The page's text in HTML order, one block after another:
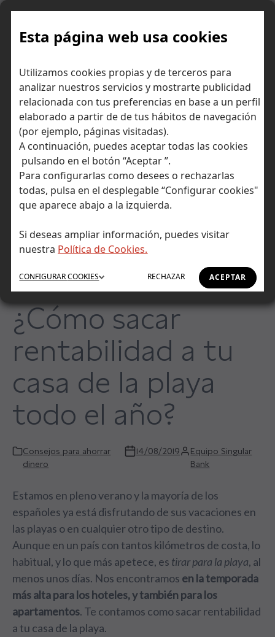
Esta página web usa cookies
Utilizamos cookies propias y de terceros para
analizar nuestros servicios y mostrarte publicidad
relacionada con tus preferencias en base a un perfil
elaborado a partir de de tus hábitos de navegación
(por ejemplo, páginas visitadas).
A continuación, puedes aceptar todas las cookies
pulsando en el botón “Aceptar ”.
Para configurarlas como desees o rechazarlas
todas, pulsa en el desplegable “Configurar cookies"
que aparece abajo a la izquierda.
Si deseas ampliar información, puedes visitar
nuestra Política de Cookies.
ACEPTAR
RECHAZAR
CONFIGURARCOOKIES
Skip
Inicio Consejos para ahorrar dinero
rentabilidad a tu casa de la playa todo el año?
¿Cómo sacar
rentabilidad a tu
casa de la playa
todo el año?
Consejos para ahorrar
dinero
14/08/2019
Equipo Singular
Bank
Estamos en pleno verano y la mayoría de los
españoles ya está disfrutando de sus vacaciones en
las playas o en cualquier otro tipo de destino.
Aunque en un país con tantos kilómetros de costa, lo
habitual, y lo que más apetece, es tirar para la playa, al
menos unos días. Nos encontramos en la temporada
más alta para los hoteles, y también para los
apartamentos. Te contamos como sacar rentabilidad
a tu casa de la playa.